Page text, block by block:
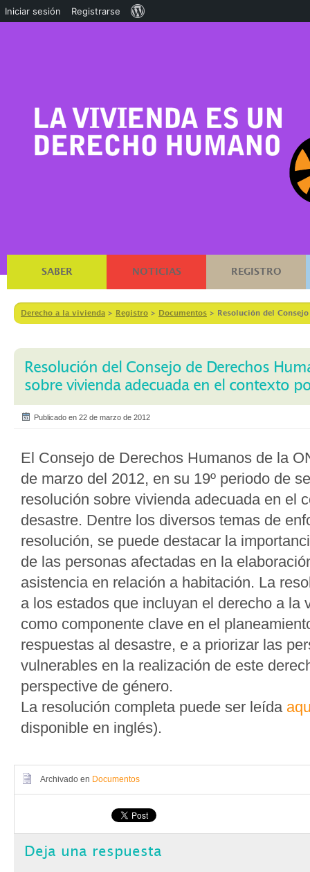
SABER NOTICIAS REGISTRO
Derecho a la vivienda > Registro > Documentos > Resolución del
Resolución del Consejo de Derechos
sobre vivienda adecuada en el contexto
Publicado en 22 de marzo de 2012
El Consejo de Derechos Humanos de la
de marzo del 2012, en su 19º periodo de
resolución sobre vivienda adecuada en el
desastre. Dentre los diversos temas de
resolución, se puede destacar la
de las personas afectadas en la
asistencia en relación a habitación. La
a los estados que incluyan el derecho a la
como componente clave en el
respuestas al desastre, e a priorizar las
vulnerables en la realización de este
perspective de género.
La resolución completa puede ser leída
disponible en inglés).
Archivado en Documentos
Deja una respuesta
Iniciar sesión Registrarse